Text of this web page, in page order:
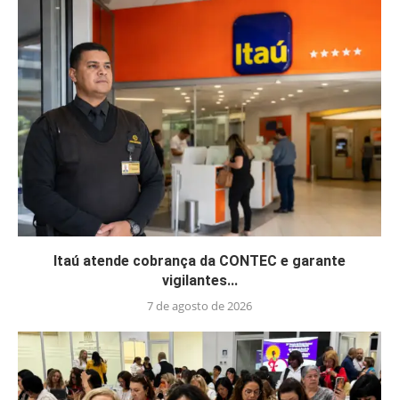
Itaú atende cobrança da CONTEC e garante
vigilantes...
7 de agosto de 2026